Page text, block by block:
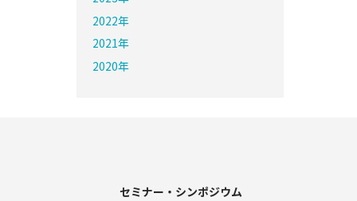
2022年
2021年
2020年
セミナー・シンポジウム